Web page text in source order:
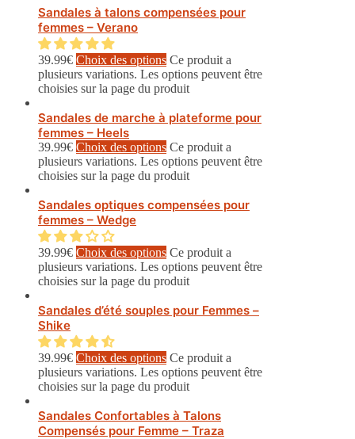
Sandales à talons compensées pour
femmes – Verano
39.99€ Choix des options Ce produit a
plusieurs variations. Les options peuvent être
choisies sur la page du produit
Sandales de marche à plateforme pour
femmes – Heels
39.99€ Choix des options Ce produit a
plusieurs variations. Les options peuvent être
choisies sur la page du produit
Sandales optiques compensées pour
femmes – Wedge
39.99€ Choix des options Ce produit a
plusieurs variations. Les options peuvent être
choisies sur la page du produit
Sandales d’été souples pour Femmes –
Shike
39.99€ Choix des options Ce produit a
plusieurs variations. Les options peuvent être
choisies sur la page du produit
Sandales Confortables à Talons
Compensés pour Femme – Traza